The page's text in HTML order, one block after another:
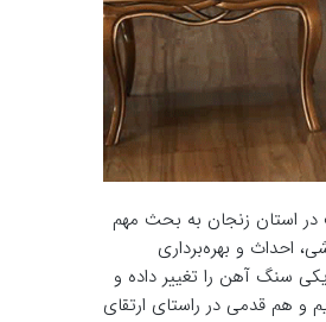
استان زنجان به بحث مهم
احداث و بهره‌برداری
سنگ آهن را تغییر داده و
و هم قدمی در راستای ارتقای